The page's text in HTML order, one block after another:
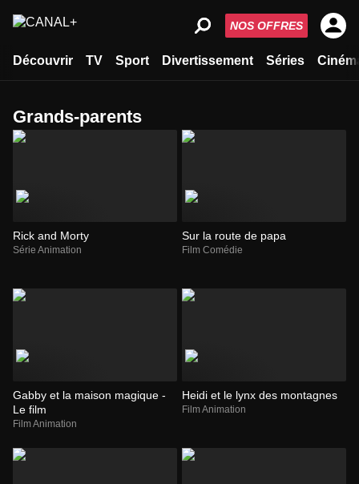
Découvrir TV Sport Divertissement Séries
NOS OFFRES
grands-parents
Rick and Morty
Série Animation
Sur la route de papa
Film Comédie
Gabby et la maison magique -
Le film
Film Animation
Heidi et le lynx des montagnes
Film Animation